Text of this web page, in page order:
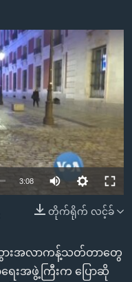
available
3:08
တိုက်ရိုက် လင့်ခ်
သွားအလာကန့်သတ်တာတွေ
ရေးအဖွဲ့ကြီးက ပြောဆို